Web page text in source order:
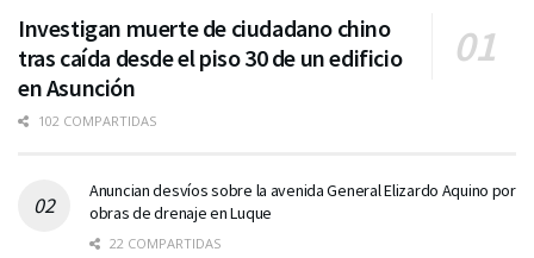
Investigan muerte de ciudadano chino
tras caída desde el piso 30 de un edificio
en Asunción
102 COMPARTIDAS
Anuncian desvíos sobre la avenida General Elizardo Aquino por
obras de drenaje en Luque
22 COMPARTIDAS